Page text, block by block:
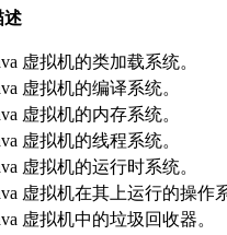
述
虚拟机的类加载系统。
虚拟机的编译系统。
虚拟机的内存系统。
虚拟机的线程系统。
虚拟机的运行时系统。
虚拟机在其上运行的操作
虚拟机中的垃圾回收器。